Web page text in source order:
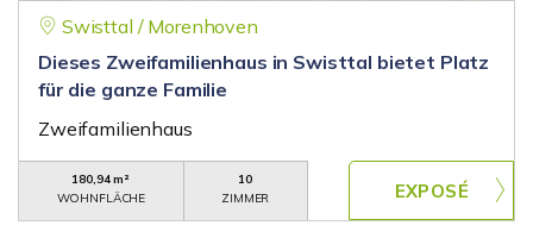
Swisttal / Morenhoven
Dieses Zweifamilienhaus in Swisttal bietet Platz
für die ganze Familie
Zweifamilienhaus
180,94 m²
WOHNFLÄCHE
10
ZIMMER